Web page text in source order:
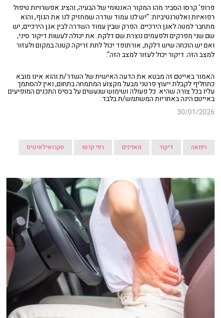
פרופ' קרסו הסביר מהו המקור האנטומי של הבעיה, והציג אפשרויות טיפול
רפואיות ואלטרנטיביות: "יש לנו עמוד שדרה שמחזיק לנו את הגוף, והוא
מתחבר למטה לאגן הירכיים. הפרק שבין עמוד השדרה לבין אגן הירכיים, יש
שם שני מפרקים ולפעמים נוצרת שם דלקת. את יכולה לעשות דיקור סיני,
ואם יש הוכחה שיש דלקת, אורתופד יכול לתת זריקה קטנה במקום ולעזור
למצב הזה. דיקור יכול לעזור למצב הזה".
האמור באייטם זה מבטא את הדעה האישית של השדר/ת והוא אינו מובא
כתחליף לקבלת ייעוץ פרטני מבעל מקצוע המתמחה בתחום, ואין להסתמך
עליו בכל צורה שהיא. כל פעולה ושימוש שנעשים על בסיס התכנים המופיעים
באייטם הינה באחריות המשתמש/ת בלבד.
30/01/2026
רפואה דיקור מאזינים רפי קרסו סקרואילאיטיס